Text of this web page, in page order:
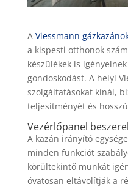
A Viessmann
a kispesti otthonok
készülékek is
gondoskodást. A helyi
szolgáltatásokat kínál,
teljesítményét és
Vezérlőpanel
A kazán irányító
minden funkciót
körültekintő munkát
óvatosan eltávolítják a